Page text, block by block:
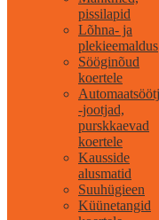
pissilapid
Lõhna- ja
plekieemaldus
Sööginõud
koertele
-jootjad,
purskkaevad
koertele
Kausside
alusmatid
Suuhügieen
Küünetangid